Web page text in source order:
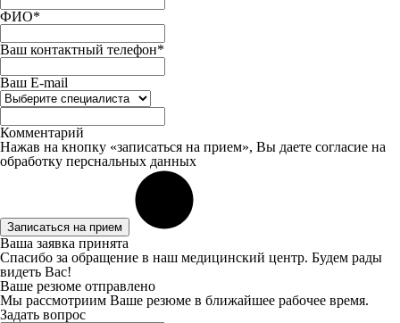
ФИО*
Ваш контактный телефон*
Ваш E-mail
Комментарий
Нажав на кнопку «записаться на прием», Вы даете согласие на
обработку перснальных данных
Записаться на прием
Ваша заявка принята
Спасибо за обращение в наш медицинский центр. Будем рады
видеть Вас!
Ваше резюме отправлено
Мы рассмотриим Ваше резюме в ближайшее рабочее время.
Задать вопрос